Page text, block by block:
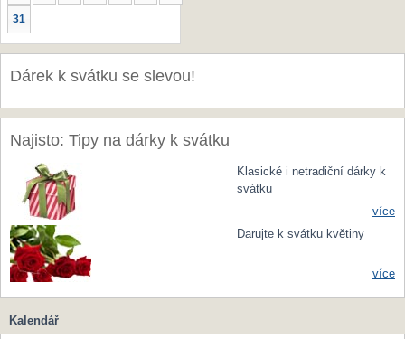
31
Dárek k svátku se slevou!
Najisto: Tipy na dárky k svátku
Klasické i netradiční dárky k
svátku
více
Darujte k svátku květiny
více
Kalendář